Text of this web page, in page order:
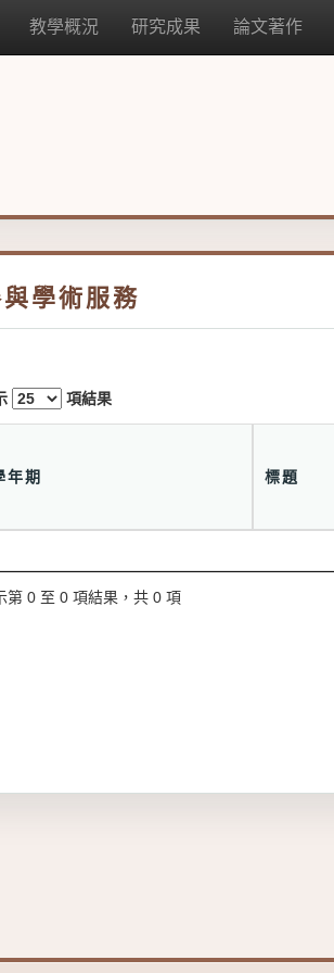
教學概況 研究成果 論文著作
學術服務
項結果
年期 標題
第 0 至 0 項結果，共 0 項